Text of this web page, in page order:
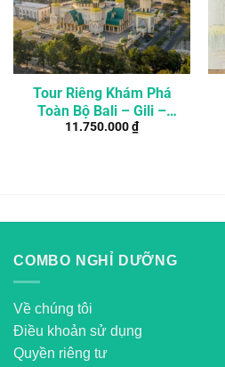
Tour Riêng Khám Phá
Toàn Bộ Bali – Gili –
Lombok 6 Ngày 5 Đêm
11.750.000₫
COMBO NGHỈ DƯỠNG
Về chúng tôi
Điều khoản sử dụng
Quyền riêng tư